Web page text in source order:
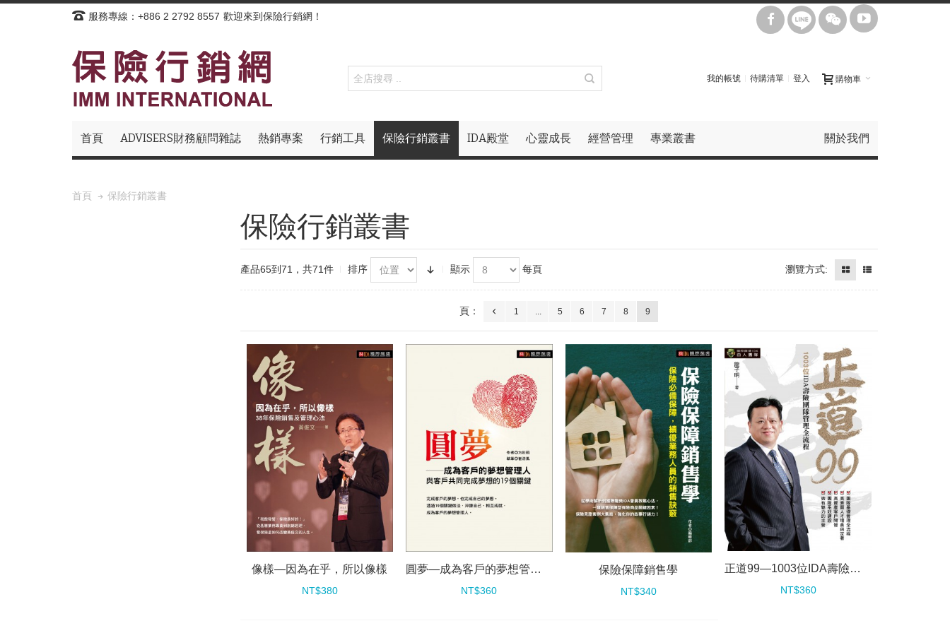
服務專線：+886 2 2792 8557 歡迎來到保險行銷網！
購物車
我的帳號 待購清單 登入
首頁 ADVISERS財務顧問雜誌 熱銷專案 行銷工具 保險行銷叢書 IDA殿堂 心靈成長 經營管理 專業叢書 關於我們
首頁 保險行銷叢書
保險行銷叢書
產品65到71，共71件 排序 顯示 每頁 瀏覽方式:
頁： 1 ... 5 6 7 8 9
像樣—因為在乎，所以像樣
NT$380
圓夢—成為客戶的夢想管理人
NT$360
保險保障銷售學
NT$340
正道99—1003位IDA壽險團隊管理全流程
NT$360